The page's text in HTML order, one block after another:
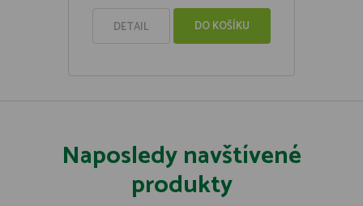
DETAIL DO KOŠÍKU
Naposledy navštívené
produkty